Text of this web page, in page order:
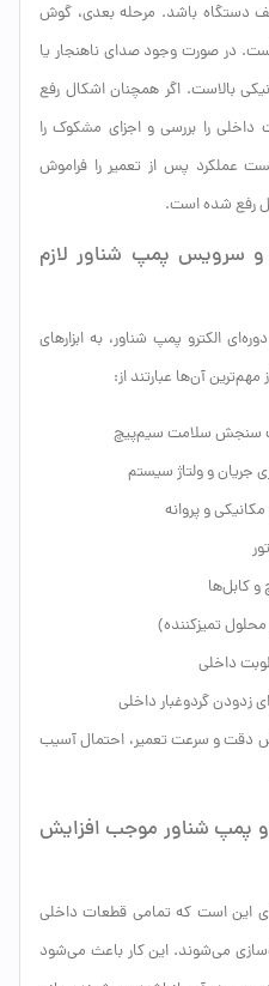
دستگاه باشد. مرحله بعدی، گوش
در صورت وجود صدای ناهنجار یا
بالاست. اگر همچنان اشکال رفع
داخلی را بررسی و اجزای مشکوک را
عملکرد پس از تعمیر را فراموش
رفع شده است.
و سرویس پمپ شناور لازم
الکترو پمپ شناور، به ابزارهای
آن‌ها عبارتند از:
سنجش سلامت سیم‌پیچ
جریان و ولتاژ سیستم
و پروانه
کابل‌ها
تمیزکننده)
داخلی
زدودن گردوغبار داخلی
دقت و سرعت تعمیر، احتمال آسیب
پمپ شناور موجب افزایش
این است که تمامی قطعات داخلی
می‌شوند. این کار باعث می‌شود